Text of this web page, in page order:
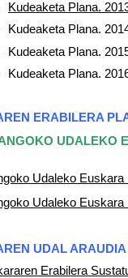
Kudeaketa Plana.
Kudeaketa Plana.
Kudeaketa Plana.
Kudeaketa Plana.
ERABILERA
UDALEKO
Udaleko Euskara
Udaleko Euskara
UDAL ARAUDIA
Erabilera